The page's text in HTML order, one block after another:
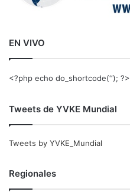
EN VIVO
<?php echo do_shortcode(‘‘); ?>
Tweets de YVKE Mundial
Tweets by YVKE_Mundial
Regionales